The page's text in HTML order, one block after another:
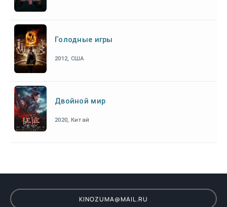
Голодные игры
2012, США
Двойной мир
2020, Китай
KINOZUMA@MAIL.RU